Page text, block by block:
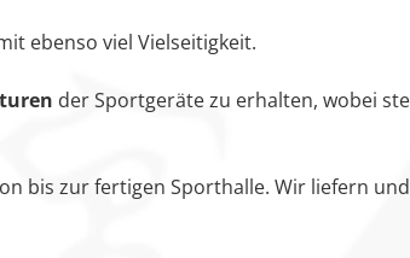
ebenso viel Vielseitigkeit.
der Sportgeräte zu erhalten, wobei
bis zur fertigen Sporthalle. Wir liefern